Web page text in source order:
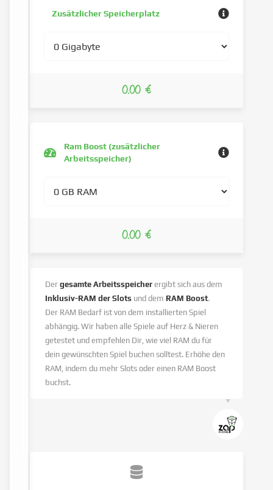
Zusätzlicher Speicherplatz
0.00 €
Ram Boost (zusätzlicher
Arbeitsspeicher)
0.00 €
Dergesamte Arbeitsspeicher ergibt sich aus dem
Inklusiv-RAM der Slots und dem RAM Boost.
Der RAM Bedarf ist von dem installierten Spiel
abhängig. Wir haben alle Spiele auf Herz & Nieren
getestet und empfehlen Dir, wie viel RAM du für
dein gewünschten Spiel buchen solltest. Erhöhe den
RAM, indem du mehr Slots oder einen RAM Boost
buchst.